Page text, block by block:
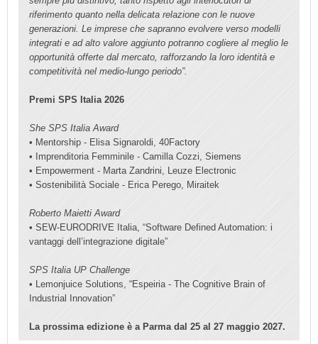
riferimento quanto nella delicata relazione con le nuove
generazioni. Le imprese che sapranno evolvere verso modelli
integrati e ad alto valore aggiunto potranno cogliere al meglio le
opportunità offerte dal mercato, rafforzando la loro identità e
competitività nel medio-lungo periodo”.
Premi SPS Italia 2026
She SPS Italia Award
• Mentorship - Elisa Signaroldi, 40Factory
• Imprenditoria Femminile - Camilla Cozzi, Siemens
• Empowerment - Marta Zandrini, Leuze Electronic
• Sostenibilità Sociale - Erica Perego, Miraitek
Roberto Maietti Award
• SEW-EURODRIVE Italia, “Software Defined Automation: i
vantaggi dell’integrazione digitale”
SPS Italia UP Challenge
• Lemonjuice Solutions, “Espeiria - The Cognitive Brain of
Industrial Innovation”
La prossima edizione è a Parma dal 25 al 27 maggio 2027.